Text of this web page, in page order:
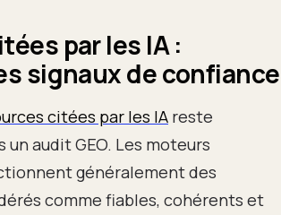
par les IA :
signaux de confiance
citées par les IA reste
audit GEO. Les moteurs
généralement des
comme fiables, cohérents et